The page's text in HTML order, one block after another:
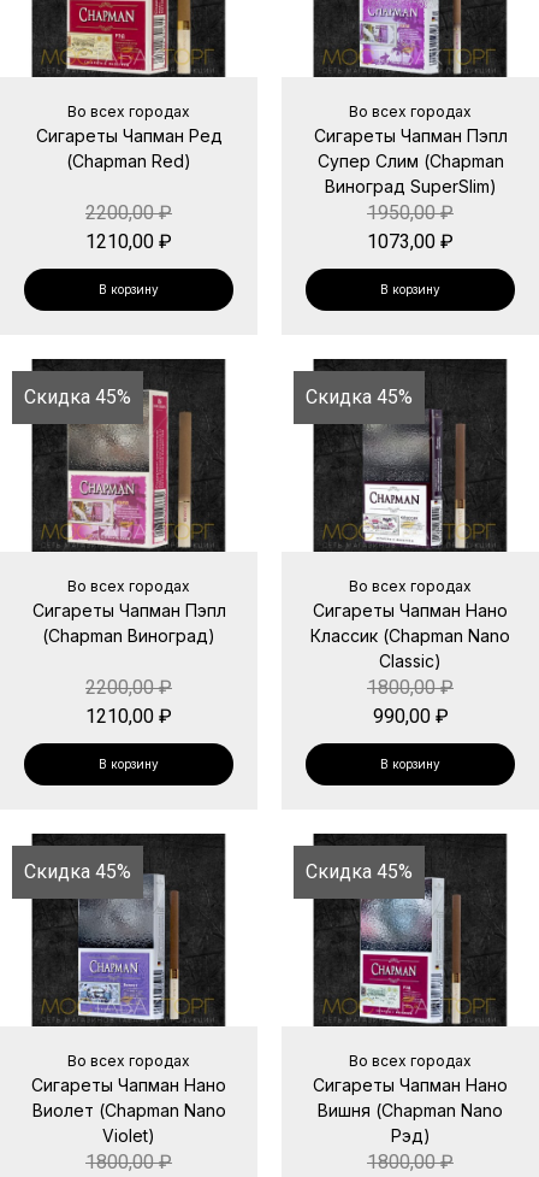
Во всех городах
Сигареты Чапман Ред
(Chapman Red)
2200,00₽
1210,00 ₽
В корзину
Во всех городах
Сигареты Чапман Пэпл
Супер Слим (Chapman
Виноград SuperSlim)
1950,00₽
1073,00 ₽
В корзину
Скидка 45%
Во всех городах
Сигареты Чапман Пэпл
(Chapman Виноград)
2200,00₽
1210,00 ₽
В корзину
Скидка 45%
Во всех городах
Сигареты Чапман Нано
Классик (Chapman Nano
Classic)
1800,00₽
990,00 ₽
В корзину
Скидка 45%
Во всех городах
Сигареты Чапман Нано
Виолет (Chapman Nano
Violet)
1800,00₽
Скидка 45%
Во всех городах
Сигареты Чапман Нано
Вишня (Chapman Nano
Рэд)
1800,00₽